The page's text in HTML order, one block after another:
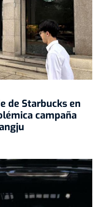
de Starbucks en
campaña